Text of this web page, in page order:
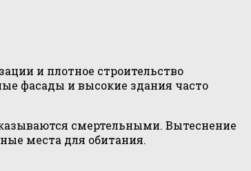
и плотное строительство
фасады и высокие здания часто
смертельными. Вытеснение
места для обитания.